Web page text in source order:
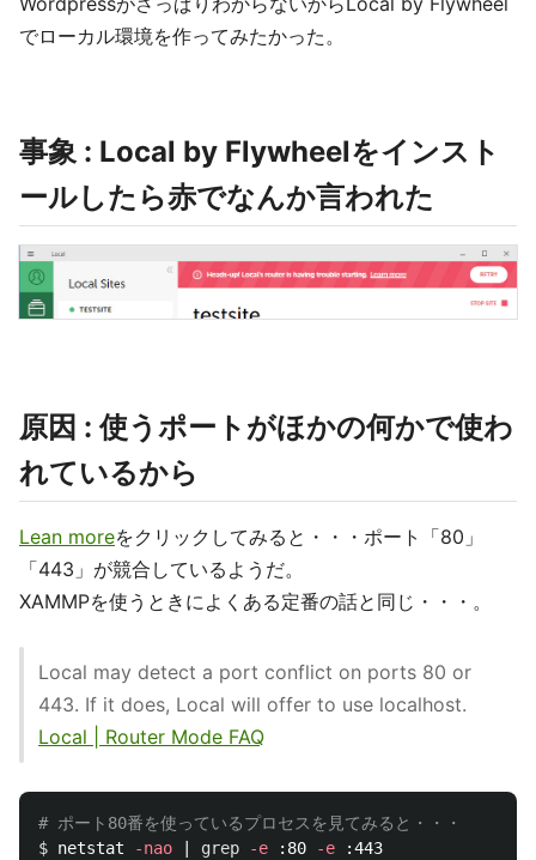
でローカル環境を作ってみたかった。
事象 : Local by Flywheelをインスト
ールしたら赤でなんか言われた
原因 : 使うポートがほかの何かで使わ
れているから
Lean moreをクリックしてみると・・・ポート「80」
「443」が競合しているようだ。
XAMMPを使うときによくある定番の話と同じ・・・。
Local may detect a port conflict on ports 80 or
443. If it does, Local will offer to use localhost.
Local | Router Mode FAQ
# ポート80番を使っているプロセスを見てみると・・・
$ netstat -nao grep -e :80 -e :443